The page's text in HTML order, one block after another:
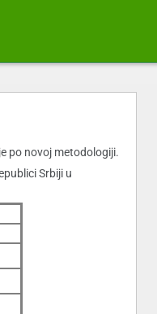
po novoj metodologiji.
Srbiji u